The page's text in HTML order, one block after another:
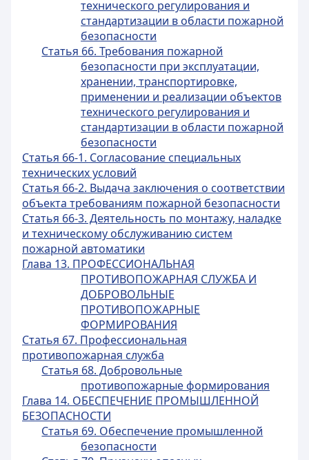
технического регулирования и
стандартизации в области пожарной
безопасности
Статья 66. Требования пожарной
безопасности при эксплуатации,
хранении, транспортировке,
применении и реализации объектов
технического регулирования и
стандартизации в области пожарной
безопасности
Статья 66-1. Согласование специальных
технических условий
Статья 66-2. Выдача заключения о соответствии
объекта требованиям пожарной безопасности
Статья 66-3. Деятельность по монтажу, наладке
и техническому обслуживанию систем
пожарной автоматики
Глава 13. ПРОФЕССИОНАЛЬНАЯ
ПРОТИВОПОЖАРНАЯ СЛУЖБА И
ДОБРОВОЛЬНЫЕ
ПРОТИВОПОЖАРНЫЕ
ФОРМИРОВАНИЯ
Статья 67. Профессиональная
противопожарная служба
Статья 68. Добровольные
противопожарные формирования
Глава 14. ОБЕСПЕЧЕНИЕ ПРОМЫШЛЕННОЙ
БЕЗОПАСНОСТИ
Статья 69. Обеспечение промышленной
безопасности